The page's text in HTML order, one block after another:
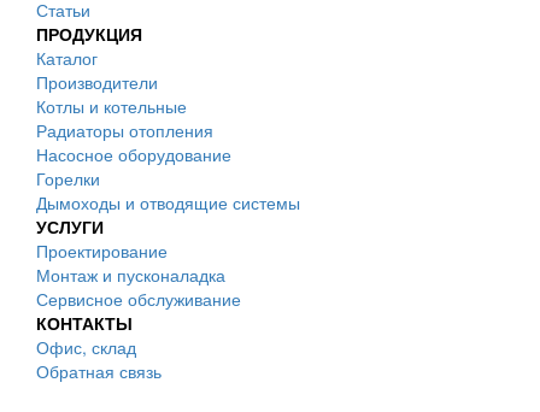
Статьи
ПРОДУКЦИЯ
Каталог
Производители
Котлы и котельные
Радиаторы отопления
Насосное оборудование
Горелки
Дымоходы и отводящие системы
УСЛУГИ
Проектирование
Монтаж и пусконаладка
Сервисное обслуживание
КОНТАКТЫ
Офис, склад
Обратная связь